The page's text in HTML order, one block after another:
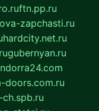
ftn.pp.ru
zapchasti.ru
hardcity.net.ru
gubernyan.ru
doors.com.ru